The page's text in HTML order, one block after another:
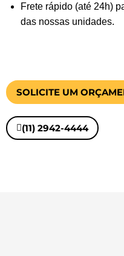
Frete rápido (até 24h)
das nossas unidades.
SOLICITE UM
(11) 2942-4444